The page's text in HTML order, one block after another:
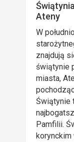
Ateny
W
znajdują
świątynie
miasta,
Świątynie
Pamfilii.